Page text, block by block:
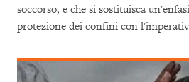
soccorso, e che si sostituisca
protezione dei confini con